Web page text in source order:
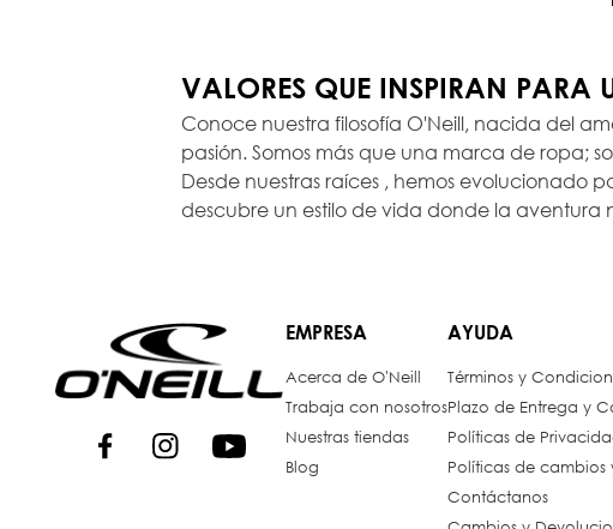
VALORES QUE INSPIRAN PARA
Conoce nuestra filosofía O'Neill, nacida del
pasión. Somos más que una marca de ropa;
Desde nuestras raíces , hemos evolucionado
descubre un estilo de vida donde la aventura
EMPRESA
Acerca de O'Neill
Trabaja con nosotros
Nuestras tiendas
Blog
AYUDA
Términos y
Plazo de Entrega y
Políticas de
Políticas de cambios
Contáctanos